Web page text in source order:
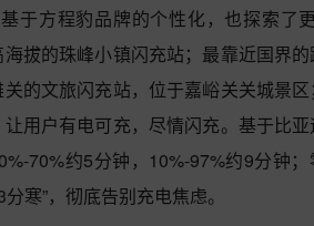
于方程豹品牌的个性化，也探索了
海拔的珠峰小镇闪充站；最靠近国界
关的文旅闪充站，位于嘉峪关关城景
让用户有电可充，尽情闪充。基于比
70%约5分钟，10%-97%约9分钟
寒”，彻底告别充电焦虑。